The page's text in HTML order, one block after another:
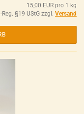
15,00 EUR pro 1 kg
§19 UStG zzgl. Versand